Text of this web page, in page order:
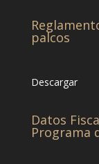
palcos
Descargar
Datos
Programa